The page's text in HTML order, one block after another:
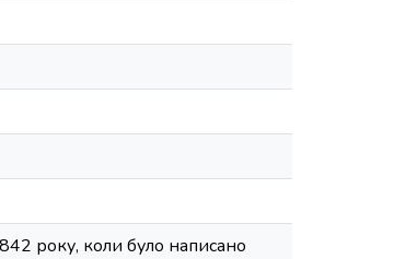
року, коли було написано